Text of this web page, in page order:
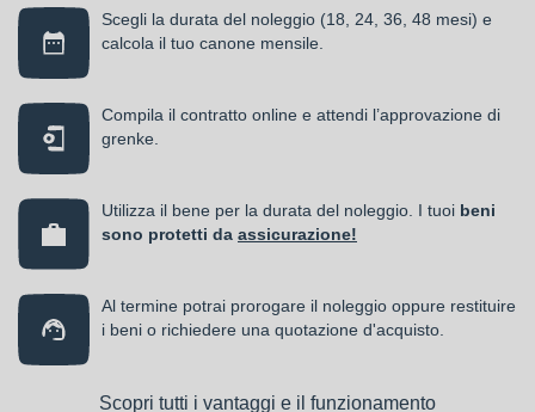
Scegli la durata del noleggio (18, 24, 36, 48 mesi) e
calcola il tuo canone mensile.
Compila il contratto online e attendi l’approvazione di
grenke.
Utilizza il bene per la durata del noleggio. I tuoi beni
sono protetti da assicurazione!
Al termine potrai prorogare il noleggio oppure restituire
i beni o richiedere una quotazione d'acquisto.
Scopri tutti i vantaggi e il funzionamento